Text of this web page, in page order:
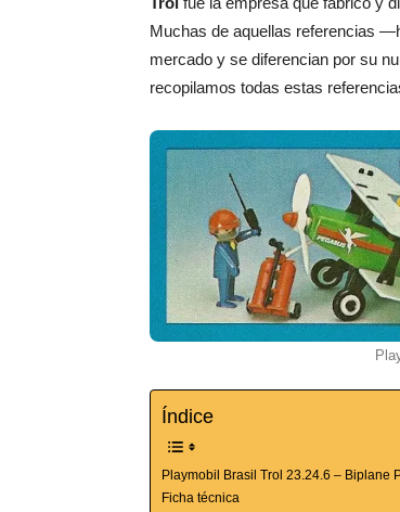
Muchas de aquellas referencias
mercado y se diferencian por su
recopilamos todas estas
Índice
Playmobil Brasil Trol 23.24.6 – Biplane
Ficha técnica